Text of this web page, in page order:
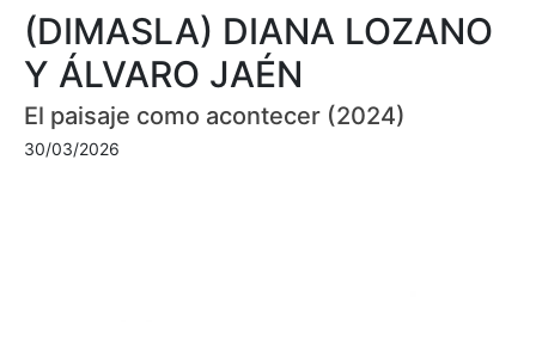
(DIMASLA) DIANA LOZANO
Y ÁLVARO JAÉN
El paisaje como acontecer (2024)
30/03/2026